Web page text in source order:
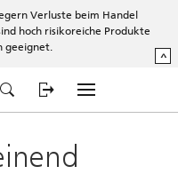
Verluste beim Handel
hoch risikoreiche Produkte
geeignet.
^